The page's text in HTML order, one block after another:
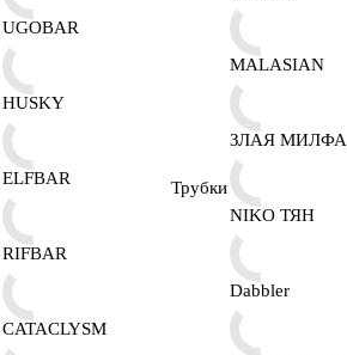
UGOBAR
HUSKY
ELFBAR
RIFBAR
CATACLYSM
Трубки
MALASIAN
ЗЛАЯ МИЛФА
NIKO ТЯН
Dabbler